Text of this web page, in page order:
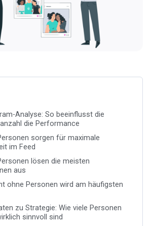
Analyse: So beeinflusst die
die Performance
sorgen für maximale
im Feed
lösen die meisten
aus
ohne Personen wird am häufigsten
zu Strategie: Wie viele Personen
sinnvoll sind